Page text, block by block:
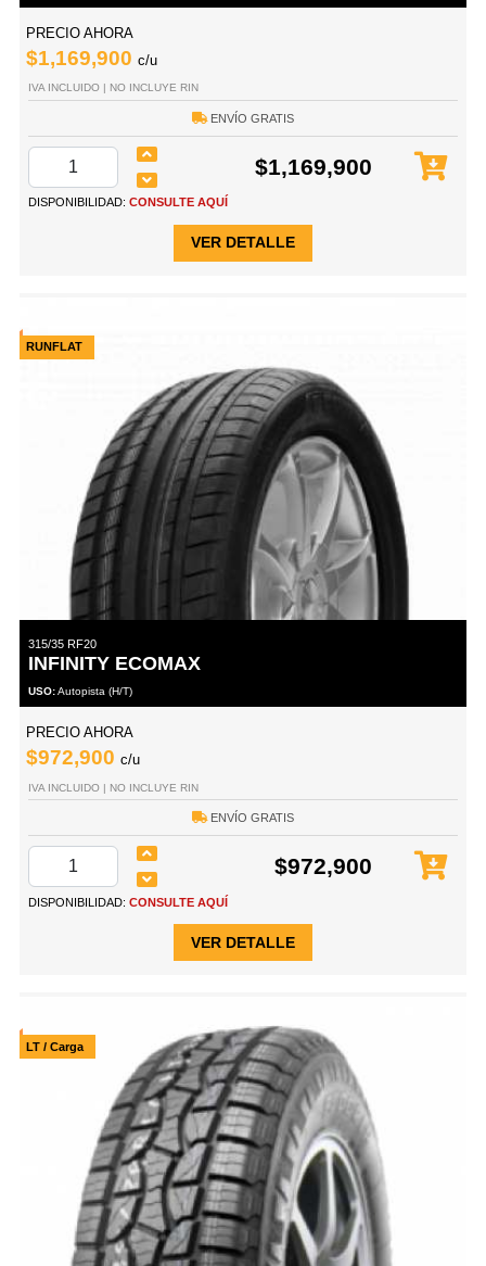
PRECIO AHORA
$1,169,900 c/u
IVA INCLUIDO | NO INCLUYE RIN
ENVÍO GRATIS
$1,169,900
DISPONIBILIDAD: CONSULTE AQUÍ
VER DETALLE
RUNFLAT
315/35 RF20
INFINITY ECOMAX
USO:Autopista (H/T)
PRECIO AHORA
$972,900 c/u
IVA INCLUIDO | NO INCLUYE RIN
ENVÍO GRATIS
$972,900
DISPONIBILIDAD: CONSULTE AQUÍ
VER DETALLE
LT / Carga